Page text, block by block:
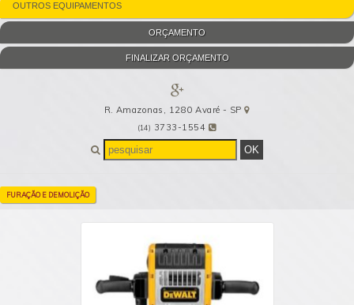
OUTROS EQUIPAMENTOS
ORÇAMENTO
FINALIZAR ORÇAMENTO
R. Amazonas, 1280Avaré - SP
(14) 3733-1554
FURAÇÃO E DEMOLIÇÃO